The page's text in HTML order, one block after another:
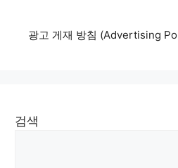
광고 게재 방침 (Advertising
검색